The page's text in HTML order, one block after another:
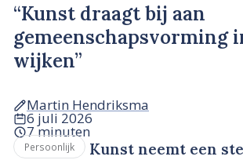
“Kunst draagt bij aan
gemeenschapsvorming
wijken”
Martin Hendriksma
6 juli 2026
7 minuten
Persoonlijk
Kunst neemt een